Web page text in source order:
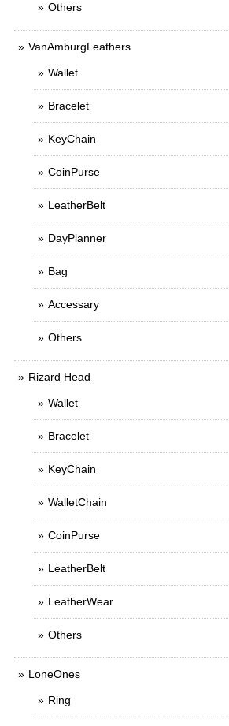
Others
VanAmburgLeathers
Wallet
Bracelet
KeyChain
CoinPurse
LeatherBelt
DayPlanner
Bag
Accessary
Others
Rizard Head
Wallet
Bracelet
KeyChain
WalletChain
CoinPurse
LeatherBelt
LeatherWear
Others
LoneOnes
Ring